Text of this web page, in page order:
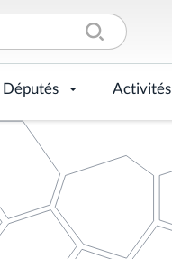
Députés Activités